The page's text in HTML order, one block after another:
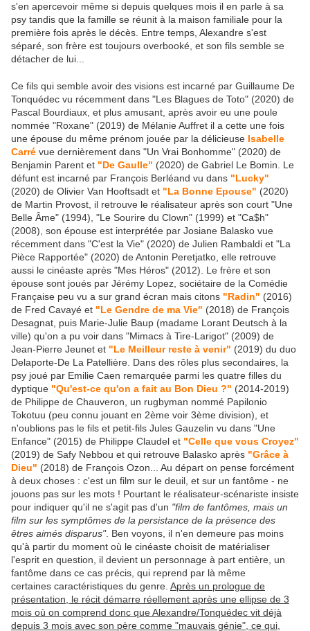
s'en apercevoir même si depuis quelques mois il en parle à sa
psy tandis que la famille se réunit à la maison familiale pour la
première fois après le décès. Entre temps, Alexandre s'est
séparé, son frère est toujours overbooké, et son fils semble se
détacher de lui...
Ce fils qui semble avoir des visions est incarné par Guillaume De
Tonquédec vu récemment dans "Les Blagues de Toto" (2020) de
Pascal Bourdiaux, et plus amusant, après avoir eu une poule
nommée "Roxane" (2019) de Mélanie Auffret il a cette une fois
une épouse du même prénom jouée par la délicieuse Isabelle
Carré vue dernièrement dans "Un Vrai Bonhomme" (2020) de
Benjamin Parent et "De Gaulle" (2020) de Gabriel Le Bomin. Le
défunt est incarné par François Berléand vu dans "Lucky"
(2020) de Olivier Van Hooftsadt et "La Bonne Epouse" (2020)
de Martin Provost, il retrouve le réalisateur après son court "Une
Belle Âme" (1994), "Le Sourire du Clown" (1999) et "Ca$h"
(2008), son épouse est interprétée par Josiane Balasko vue
récemment dans "C'est la Vie" (2020) de Julien Rambaldi et "La
Pièce Rapportée" (2020) de Antonin Peretjatko, elle retrouve
aussi le cinéaste après "Mes Héros" (2012). Le frère et son
épouse sont joués par Jérémy Lopez, sociétaire de la Comédie
Française peu vu a sur grand écran mais citons "Radin" (2016)
de Fred Cavayé et "Le Gendre de ma Vie" (2018) de François
Desagnat, puis Marie-Julie Baup (madame Lorant Deutsch à la
ville) qu'on a pu voir dans "Mimacs à Tire-Larigot" (2009) de
Jean-Pierre Jeunet et "Le Meilleur reste à venir" (2019) du duo
Delaporte-De La Patellière. Dans des rôles plus secondaires, la
psy joué par Emilie Caen remarquée parmi les quatre filles du
dyptique "Qu'est-ce qu'on a fait au Bon Dieu ?" (2014-2019)
de Philippe de Chauveron, un rugbyman nommé Papilonio
Tokotuu (peu connu jouant en 2ème voir 3ème division), et
n'oublions pas le fils et petit-fils Jules Gauzelin vu dans "Une
Enfance" (2015) de Philippe Claudel et "Celle que vous Croyez"
(2019) de Safy Nebbou et qui retrouve Balasko après "Grâce à
Dieu" (2018) de François Ozon... Au départ on pense forcément
à deux choses : c'est un film sur le deuil, et sur un fantôme - ne
jouons pas sur les mots ! Pourtant le réalisateur-scénariste insiste
pour indiquer qu'il ne s'agit pas d'un "film de fantômes, mais un
film sur les symptômes de la persistance de la présence des
êtres aimés disparus". Ben voyons, il n'en demeure pas moins
qu'à partir du moment où le cinéaste choisit de matérialiser
l'esprit en question, il devient un personnage à part entière, un
fantôme dans ce cas précis, qui reprend par là même
certaines caractéristiques du genre. Après un prologue de
présentation, le récit démarre réellement après une ellipse de 3
mois où on comprend donc que Alexandre/Tonquédec vit déjà
depuis 3 mois avec son père comme "mauvais génie", ce qui,